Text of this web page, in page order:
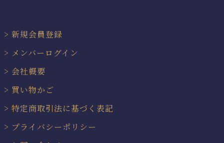
新規会員登録
メンバーログイン
会社概要
買い物かご
特定商取引法に基づく表記
プライバシーポリシー